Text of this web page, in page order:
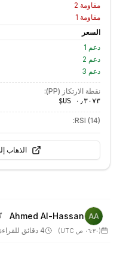
مقاومة 2
مقاومة 1
السعر
دعم 1
دعم 2
دعم 3
نقطة الارتكاز (PP):
RSI (14):
الذهاب
Ahmed Al-Hassan
(٠٦:٣٠ ص UTC ) 4 دقائق للقراءة